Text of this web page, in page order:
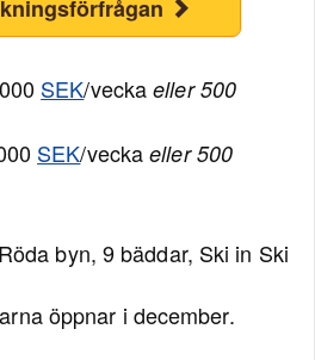
SEK/veckaeller 500
SEK/veckaeller 500
byn, 9 bäddar, Ski in Ski
öppnar i december.